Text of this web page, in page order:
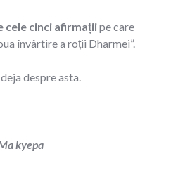
cele cinci afirmațiipe care
învârtire a roții Dharmei”.
despre asta.
kyepa